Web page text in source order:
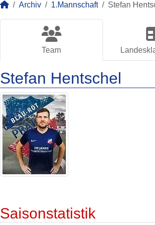
Archiv 1.Mannschaft Stefan
Team
Stefan Hentschel
Saisonstatistik